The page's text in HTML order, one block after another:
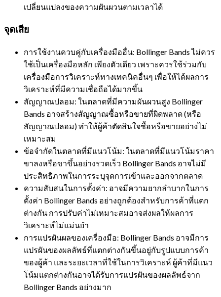
เปลี่ยนแปลงของความผันผวนตามเวลาได้
จุดเสีย
การใช้งานควบคู่กับเครื่องมืออื่น: Bollinger Bands ไม่ควร
ใช้เป็นเครื่องมือหลัก เพียงตัวเดียว เพราะควรใช้ร่วมกับ
เครื่องมือการวิเคราะห์ทางเทคนิคอื่นๆ เพื่อให้ได้ผลการ
วิเคราะห์ที่มีความเชื่อถือได้มากขึ้น
สัญญาณปลอม: ในตลาดที่มีความผันผวนสูง Bollinger
Bands อาจสร้างสัญญาณซื้อหรือขายที่ผิดพลาด (หรือ
สัญญาณปลอม) ทำให้ผู้ค้าตัดสินใจซื้อหรือขายอย่างไม่
เหมาะสม
ข้อจำกัดในตลาดที่มีแนวโน้ม: ในตลาดที่มีแนวโน้มราคา
ขาลงหรือขาขึ้นอย่างรวดเร็ว Bollinger Bands อาจไม่มี
ประสิทธิภาพในการระบุจุดการเข้าและออกจากตลาด
ความสับสนในการตั้งค่า: อาจมีความยากลำบากในการ
ตั้งค่า Bollinger Bands อย่างถูกต้องสำหรับการค้าที่แตก
ต่างกัน การปรับค่าไม่เหมาะสมอาจส่งผลให้ผลการ
วิเคราะห์ไม่แม่นยำ
การแปรผันผลของเครื่องมือ: Bollinger Bands อาจมีการ
แปรผันของผลลัพธ์ที่แตกต่างกันขึ้นอยู่กับรูปแบบการค้า
ของผู้ค้า และระยะเวลาที่ใช้ในการวิเคราะห์ ผู้ค้าที่มีแนว
โน้มแตกต่างกันอาจได้รับการแปรผันของผลลัพธ์จาก
Bollinger Bands อย่างมาก